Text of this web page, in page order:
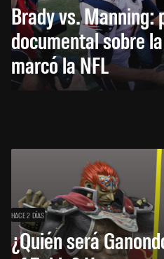
Brady vs. Manning:
documental sobre
marcó la NFL
HACE 2 DÍAS
¿Quién será